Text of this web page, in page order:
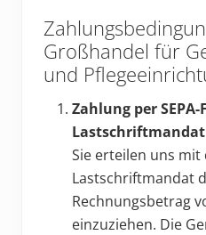
Großhandel für
und
Zahlung per
Lastschriftmandat
Sie erteilen uns mit
Lastschriftmandat
Rechnungsbetrag
einzuziehen. Die